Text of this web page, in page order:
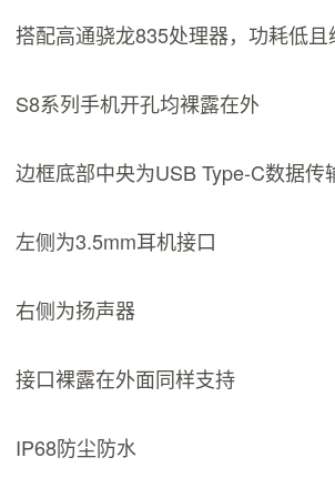
搭配高通骁龙835处理器，功耗低且
S8系列手机开孔均裸露在外
边框底部中央为USB Type-C数据传
左侧为3.5mm耳机接口
右侧为扬声器
接口裸露在外面同样支持
IP68防尘防水